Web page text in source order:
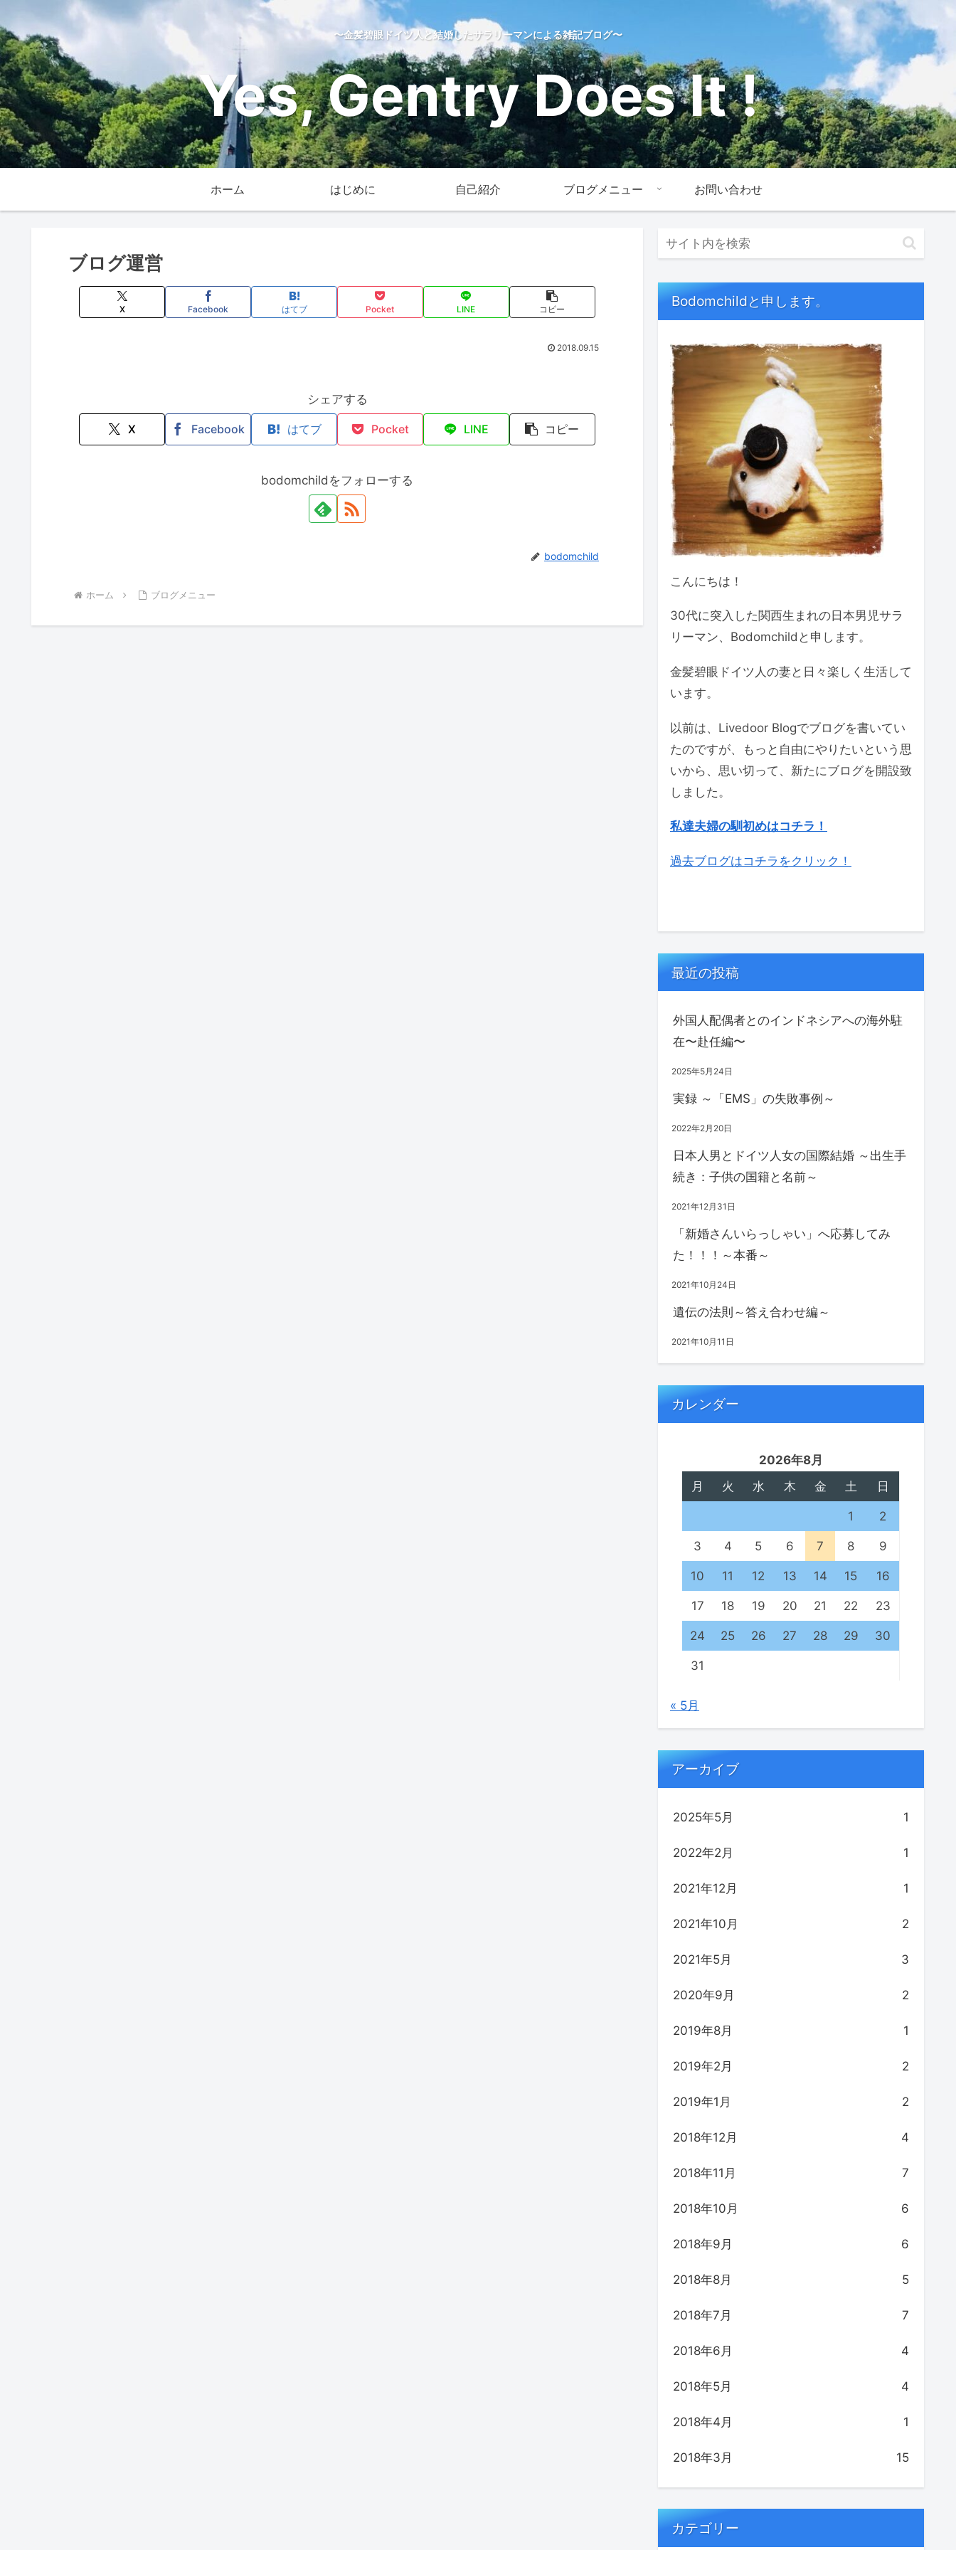
〜金髪碧眼ドイツ人と結婚したサラリーマンによる雑記ブログ〜
Yes, Gentry Does It !
ホーム はじめに 自己紹介 ブログメニュー お問い合わせ
ブログ運営
X Facebook はてブ Pocket LINE コピー
2018.09.15
シェアする
X Facebook はてブ Pocket LINE コピー
bodomchildをフォローする
bodomchild
ホーム ブログメニュー
Bodomchildと申します。
こんにちは！
30代に突入した関西生まれの日本男児サラ
リーマン、Bodomchildと申します。
金髪碧眼ドイツ人の妻と日々楽しく生活して
います。
以前は、Livedoor Blogでブログを書いてい
たのですが、もっと自由にやりたいという思
いから、思い切って、新たにブログを開設致
しました。
私達夫婦の馴初めはコチラ！
過去ブログはコチラをクリック！
最近の投稿
外国人配偶者とのインドネシアへの海外駐
在〜赴任編〜
2025年5月24日
実録 ～「EMS」の失敗事例～
2022年2月20日
日本人男とドイツ人女の国際結婚 ～出生手
続き：子供の国籍と名前～
2021年12月31日
「新婚さんいらっしゃい」へ応募してみ
た！！！～本番～
2021年10月24日
遺伝の法則～答え合わせ編～
2021年10月11日
カレンダー
2026年8月
月
火 水 木 金 土 日
1 2
3 4 5 6 7 8 9
10 11 12 13 14 15 16
17 18 19 20 21 22 23
24 25 26 27 28 29 30
31
« 5月
アーカイブ
2025年5月 1
2022年2月 1
2021年12月 1
2021年10月 2
2021年5月 3
2020年9月 2
2019年8月 1
2019年2月 2
2019年1月 2
2018年12月 4
2018年11月 7
2018年10月 6
2018年9月 6
2018年8月 5
2018年7月 7
2018年6月 4
2018年5月 4
2018年4月 1
2018年3月 15
カテゴリー